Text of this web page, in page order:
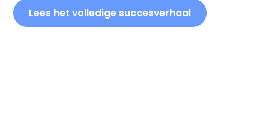
Lees het volledige succesverhaal